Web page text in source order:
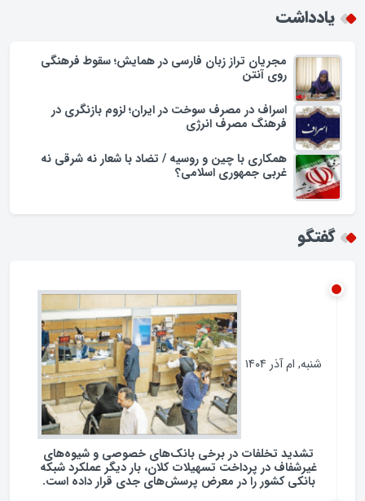
یادداشت
مجریان تراز زبان فارسی در همایش؛ سقوط فرهنگی
روی آنتن
اسراف در مصرف سوخت در ایران؛ لزوم بازنگری در
فرهنگ مصرف انرژی
همکاری با چین و روسیه / تضاد با شعار نه شرقی نه
غربی جمهوری اسلامی؟
گفتگو
شنبه, ام آذر ۱۴۰۴
تشدید تخلفات در برخی بانک‌های خصوصی و شیوه‌های
غیرشفاف در پرداخت تسهیلات کلان، بار دیگر عملکرد شبکه
بانکی کشور را در معرض پرسش‌های جدی قرار داده است.